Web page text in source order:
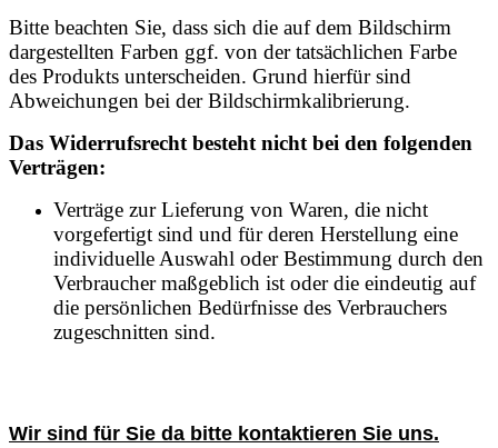
Bitte beachten Sie, dass sich die auf dem Bildschirm
dargestellten Farben ggf. von der tatsächlichen Farbe
des Produkts unterscheiden. Grund hierfür sind
Abweichungen bei der Bildschirmkalibrierung.
Das Widerrufsrecht besteht nicht bei den folgenden
Verträgen:
Verträge zur Lieferung von Waren, die nicht
vorgefertigt sind und für deren Herstellung eine
individuelle Auswahl oder Bestimmung durch den
Verbraucher maßgeblich ist oder die eindeutig auf
die persönlichen Bedürfnisse des Verbrauchers
zugeschnitten sind.
Wir sind für Sie da bitte kontaktieren Sie uns.